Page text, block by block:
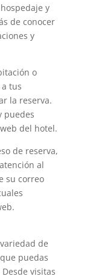
y
de conocer
y
o
tus
la reserva.
puedes
del hotel.
de reserva,
al
su correo
de
puedas
visitas